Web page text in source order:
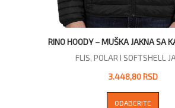
RINO HOODY – MUŠKA JAKNA SA
FLIS, POLAR I SOFTSHELL
3.448,80 RSD
ODABERITE